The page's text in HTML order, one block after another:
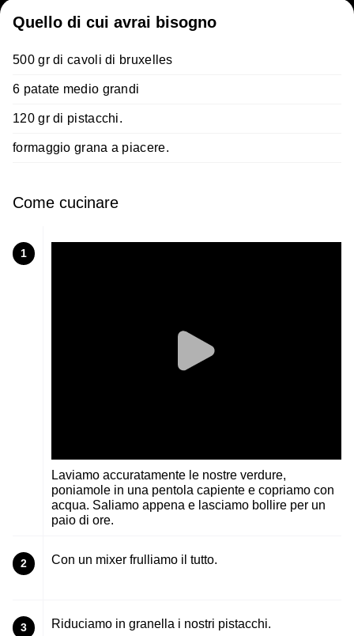
Quello di cui avrai bisogno
500 gr di cavoli di bruxelles
6 patate medio grandi
120 gr di pistacchi.
formaggio grana a piacere.
Come cucinare
1
Laviamo accuratamente le nostre verdure,
poniamole in una pentola capiente e copriamo con
acqua. Saliamo appena e lasciamo bollire per un
paio di ore.
2 Con un mixer frulliamo il tutto.
3 Riduciamo in granella i nostri pistacchi.